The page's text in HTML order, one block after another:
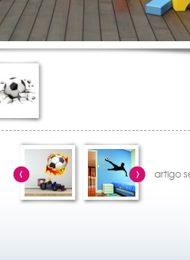
artigo